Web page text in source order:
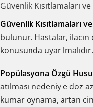
Güvenlik Kısıtlamaları
Güvenlik Kısıtlamaları
bulunur. Hastalar,
konusunda
Popülasyona Özgü
atılması nedeniyle doz
kumar oynama, artan